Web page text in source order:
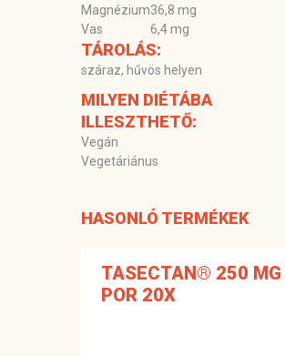
Magnézium36,8 mg
Vas
6,4 mg
TÁROLÁS:
száraz, hűvös helyen
MILYEN DIÉTÁBA
ILLESZTHETŐ:
Vegán
Vegetáriánus
HASONLÓ TERMÉKEK
TASECTAN® 250 MG
POR 20X